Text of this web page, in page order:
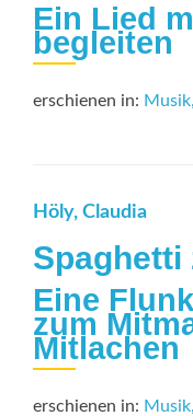
Ein Lied
begleiten
erschienen in:
Höly, Claudia
Spaghetti
Eine
zum
Mitlachen
erschienen in: